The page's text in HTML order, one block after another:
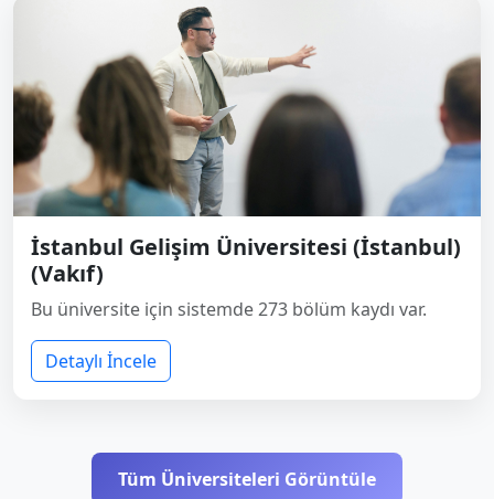
İstanbul Gelişim Üniversitesi (İstanbul)
(Vakıf)
Bu üniversite için sistemde 273 bölüm kaydı var.
Detaylı İncele
Tüm Üniversiteleri Görüntüle